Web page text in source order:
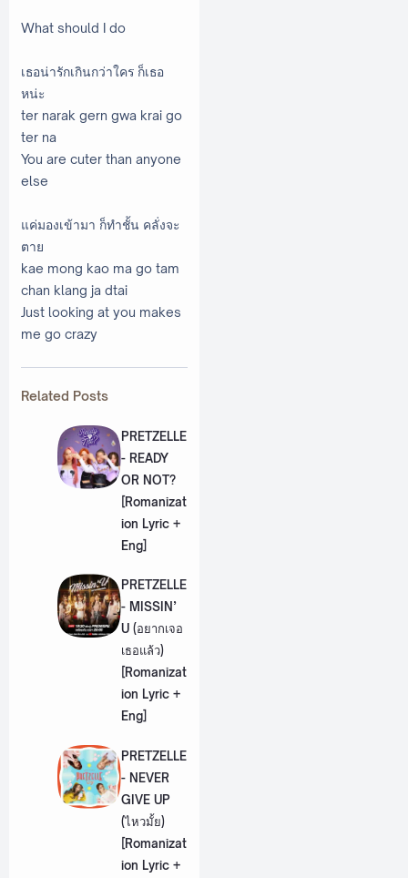
What should I do
เธอน่ารักเกินกว่าใคร ก็เธอ
หน่ะ
ter narak gern gwa krai go
ter na
You are cuter than anyone
else
แค่มองเข้ามา ก็ทำชั้น คลั่งจะ
ตาย
kae mong kao ma go tam
chan klang ja dtai
Just looking at you makes
me go crazy
Related Posts
PRETZELLE
- READY
OR NOT?
[Romanizat
ion Lyric +
Eng]
PRETZELLE
- MISSIN’
U (อยากเจอ
เธอแล้ว)
[Romanizat
ion Lyric +
Eng]
PRETZELLE
- NEVER
GIVE UP
(ไหวมั้ย)
[Romanizat
ion Lyric +